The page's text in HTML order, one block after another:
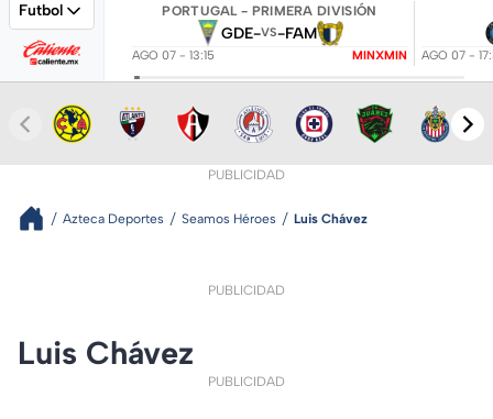
Futbol PORTUGAL - PRIMERA DIVISIÓN
GDE-VS-FAM
AGO 07 - 13:15 MINXMIN AGO 07 -
PUBLICIDAD
Azteca Deportes Seamos Héroes Luis Chávez
PUBLICIDAD
Luis Chávez
PUBLICIDAD